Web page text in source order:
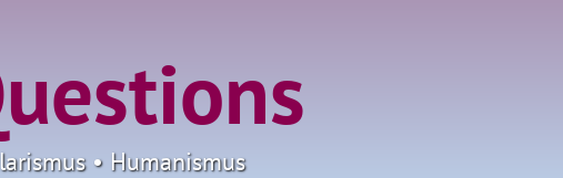
• Humanismus